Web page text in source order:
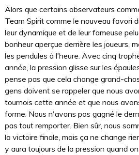
Alors que certains observateurs
Team Spirit comme le nouveau favori
leur dynamique et de leur fameuse
bonheur aperçue derrière les joueurs,
les pendules à l'heure. Avec cinq
année, la pression glisse sur les
pense pas que cela change grand-
gens doivent se rappeler que nous
tournois cette année et que nous
forme. Nous n'avons pas gagné le
pas tout remporter. Bien sûr, nous
la victoire finale, mais ça ne change
y aura toujours de la pression quand